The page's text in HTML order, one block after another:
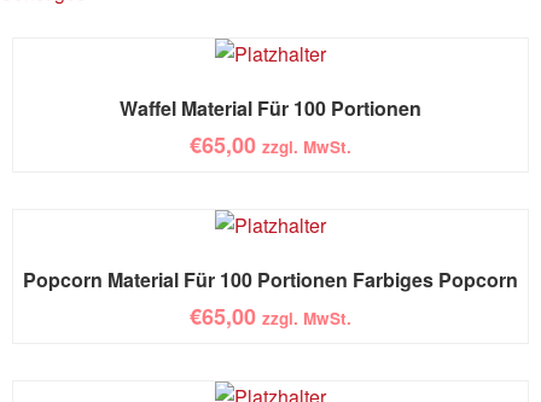
Waffel Material Für 100 Portionen
€65,00 zzgl. MwSt.
Popcorn Material Für 100 Portionen Farbiges Popcorn
€65,00 zzgl. MwSt.